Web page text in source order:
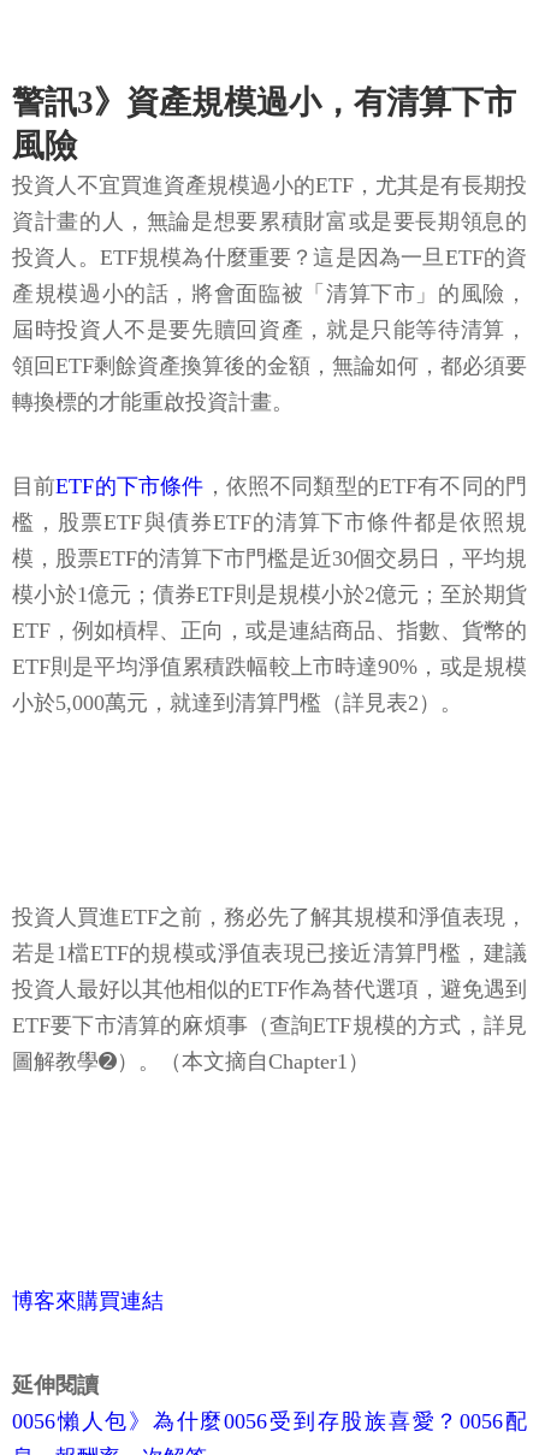
警訊3》資產規模過小，有清算下市
風險
投資人不宜買進資產規模過小的ETF，尤其是有長期投
資計畫的人，無論是想要累積財富或是要長期領息的
投資人。ETF規模為什麼重要？這是因為一旦ETF的資
產規模過小的話，將會面臨被「清算下市」的風險，
屆時投資人不是要先贖回資產，就是只能等待清算，
領回ETF剩餘資產換算後的金額，無論如何，都必須要
轉換標的才能重啟投資計畫。
目前ETF的下市條件 ，依照不同類型的ETF有不同的門
檻，股票ETF與債券ETF的清算下市條件都是依照規
模，股票ETF的清算下市門檻是近30個交易日，平均規
模小於1億元；債券ETF則是規模小於2億元；至於期貨
ETF，例如槓桿、正向，或是連結商品、指數、貨幣的
ETF則是平均淨值累積跌幅較上市時達90%，或是規模
小於5,000萬元，就達到清算門檻（詳見表2）。
投資人買進ETF之前，務必先了解其規模和淨值表現，
若是1檔ETF的規模或淨值表現已接近清算門檻，建議
投資人最好以其他相似的ETF作為替代選項，避免遇到
ETF要下市清算的麻煩事（查詢ETF規模的方式，詳見
圖解教學➋）。（本文摘自Chapter1）
博客來購買連結
延伸閱讀
0056懶人包》為什麼0056受到存股族喜愛？0056配